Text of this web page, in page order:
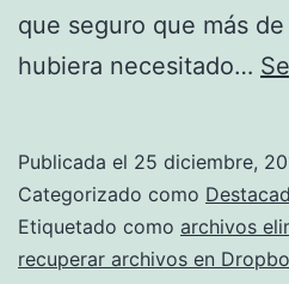
que seguro que más
hubiera necesitado…
Publicada el 25 diciembre,
Categorizado como
Etiquetado como archivos
recuperar archivos en